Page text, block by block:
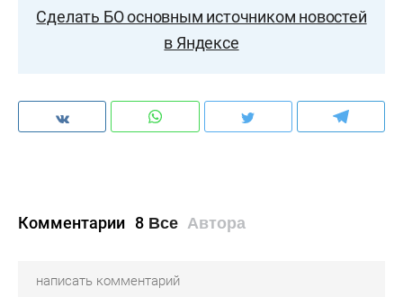
Сделать БО основным источником новостей
в Яндексе
Комментарии 8 Все Автора